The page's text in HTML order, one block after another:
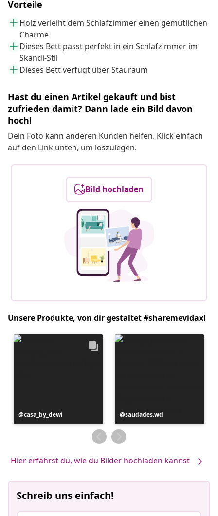
Vorteile
Holz verleiht dem Schlafzimmer einen gemütlichen
Charme
Dieses Bett passt perfekt in ein Schlafzimmer im
Skandi-Stil
Dieses Bett verfügt über Stauraum
Hast du einen Artikel gekauft und bist
zufrieden damit? Dann lade ein Bild davon
hoch!
Dein Foto kann anderen Kunden helfen. Klick einfach
auf den Link unten, um loszulegen.
Bild hochladen
Unsere Produkte, von dir gestaltet #sharemevidaxl
Beitrag
veröffentlicht
casa_by_dewi
Beitrag
veröffentlicht
von
saudades.wd
Hier erfährst du, wie du Bilder hochladen kannst
Schreib uns einfach!